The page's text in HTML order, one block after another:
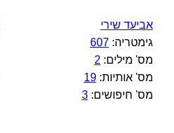
אביעד שירי
גימטריה:607
מס' מילים: 2
מס' אותיות:19
מס' חיפושים:3